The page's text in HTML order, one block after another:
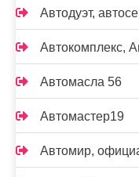
Автодуэт,
Автокомплекс,
Автомасла 56
Автомастер19
Автомир,